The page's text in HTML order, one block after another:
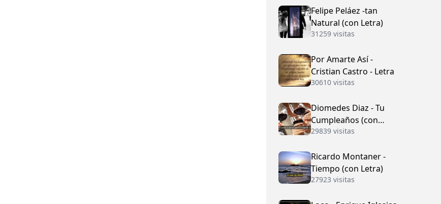
Felipe Peláez -tan
Natural (con Letra)
31259 visitas
Por Amarte Así -
Cristian Castro - Letra
30610 visitas
Diomedes Diaz - Tu
Cumpleaños (con
Letra)
29839 visitas
Ricardo Montaner -
Tiempo (con Letra)
27923 visitas